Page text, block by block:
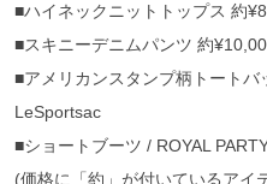
■ハイネックニットトップス 約
■スキニーデニムパンツ 約
■アメリカンスタンプ柄トート
LeSportsac
■ショートブーツ / ROYAL
(価格に「約」が付いているアイ